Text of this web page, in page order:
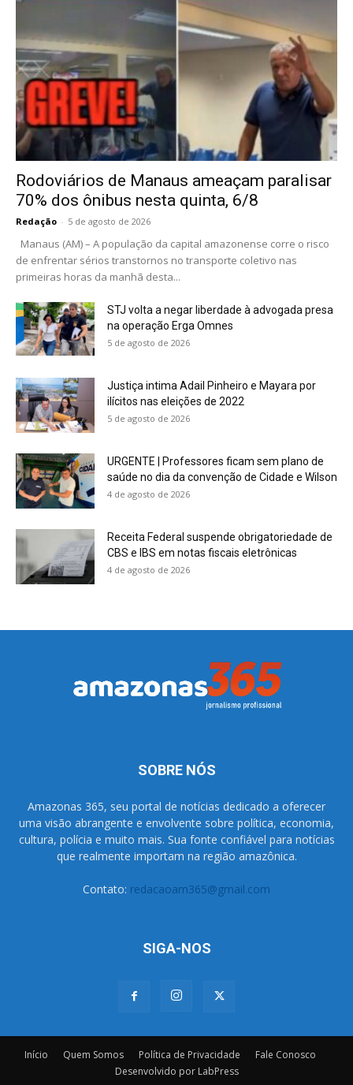
Rodoviários de Manaus ameaçam paralisar
70% dos ônibus nesta quinta, 6/8
Redação - 5 de agosto de 2026
Manaus (AM) – A população da capital amazonense corre o risco
de enfrentar sérios transtornos no transporte coletivo nas
primeiras horas da manhã desta...
STJ volta a negar liberdade à advogada presa
na operação Erga Omnes
5 de agosto de 2026
Justiça intima Adail Pinheiro e Mayara por
ilícitos nas eleições de 2022
5 de agosto de 2026
URGENTE | Professores ficam sem plano de
saúde no dia da convenção de Cidade e Wilson
4 de agosto de 2026
Receita Federal suspende obrigatoriedade de
CBS e IBS em notas fiscais eletrônicas
4 de agosto de 2026
SOBRE NÓS
Amazonas 365, seu portal de notícias dedicado a oferecer
uma visão abrangente e envolvente sobre política, economia,
cultura, polícia e muito mais. Sua fonte confiável para notícias
que realmente importam na região amazônica.
Contato: redacaoam365@gmail.com
SIGA-NOS
Início Quem Somos Política de Privacidade
Fale Conosco
Desenvolvido por LabPress